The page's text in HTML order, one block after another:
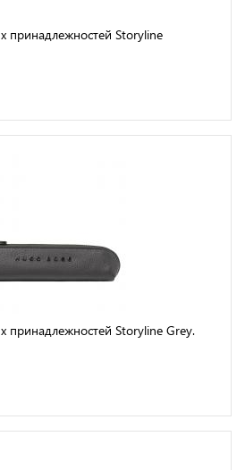
принадлежностей Storyline
принадлежностей Storyline Grey.